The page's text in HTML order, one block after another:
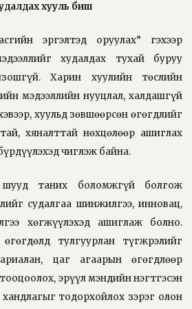
хууль биш
эргэлтэд оруулах” гэхээр
худалдах тухай буруу
Харин хуулийн төслийн
мэдээллийн нууцлал, халдашгүй
хуульд зөвшөөрсөн өгөгдлийг
хяналттай нөхцөлөөр ашиглах
чиглэж байна.
шууд таних боломжгүй болгож
судалгаа шинжилгээ, инновац,
хөгжүүлэхэд ашиглаж болно.
тулгуурлан түгжрэлийг
цаг агаарын өгөгдлөөр
эрүүл мэндийн нэгтгэсэн
тодорхойлох зэрэг олон